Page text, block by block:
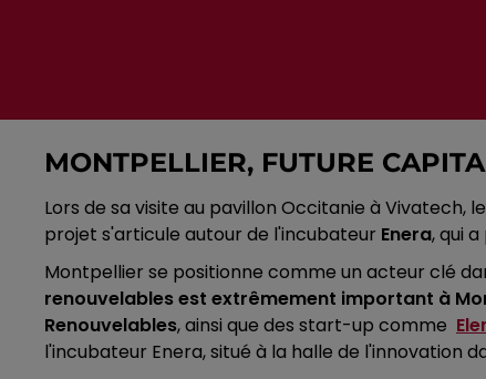
MONTPELLIER, FUTURE
Lors de sa visite au pavillon Occitanie à
projet s'articule autour de l'incubateur Enera, qui
Montpellier se positionne comme un acteur clé
renouvelables est extrêmement important à
Renouvelables, ainsi que des start-up comme
l'incubateur Enera, situé à la halle de l'innovation